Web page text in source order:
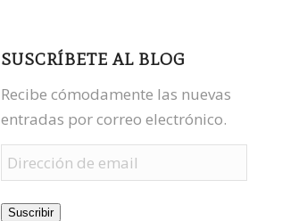
SUSCRÍBETE AL BLOG
Recibe cómodamente las nuevas
entradas por correo electrónico.
Dirección
de
email
Suscribir